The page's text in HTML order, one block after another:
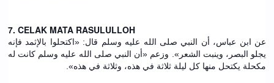
7. CELAK MATA RASULULLOH
عن ابن عباس، أن النبي صلى الله عليه وسلم قال: «اكتحلوا بالإثمد فإنه
يجلو البصر، وينبت الشعر». وزعم «أن النبي صلى الله عليه وسلم كانت له
مكحلة يكتحل منها كل ليلة ثلاثة في هذه، وثلاثة في هذه».